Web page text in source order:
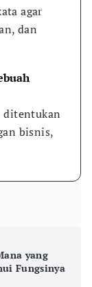
agar
dan
ditentukan
bisnis,
yang
Fungsinya